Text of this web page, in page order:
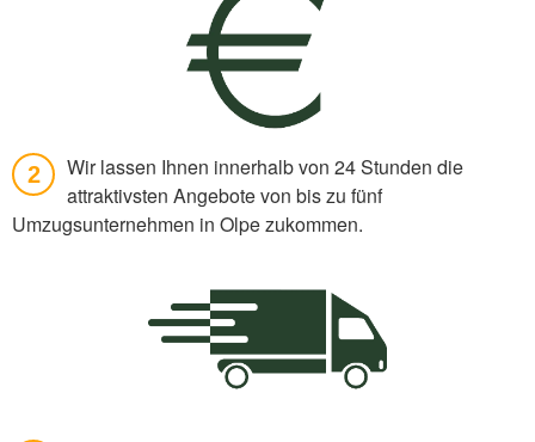
2
Wir lassen Ihnen innerhalb von 24 Stunden die
attraktivsten Angebote von bis zu fünf
Umzugsunternehmen in Olpe zukommen.